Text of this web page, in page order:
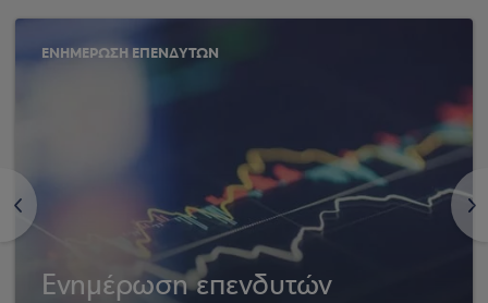
<
ΕΝΗΜΕΡΩΣΗ ΕΠΕΝΔΥΤΩΝ
Ενημέρωση επενδυτών
>